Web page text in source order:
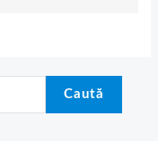
Caută